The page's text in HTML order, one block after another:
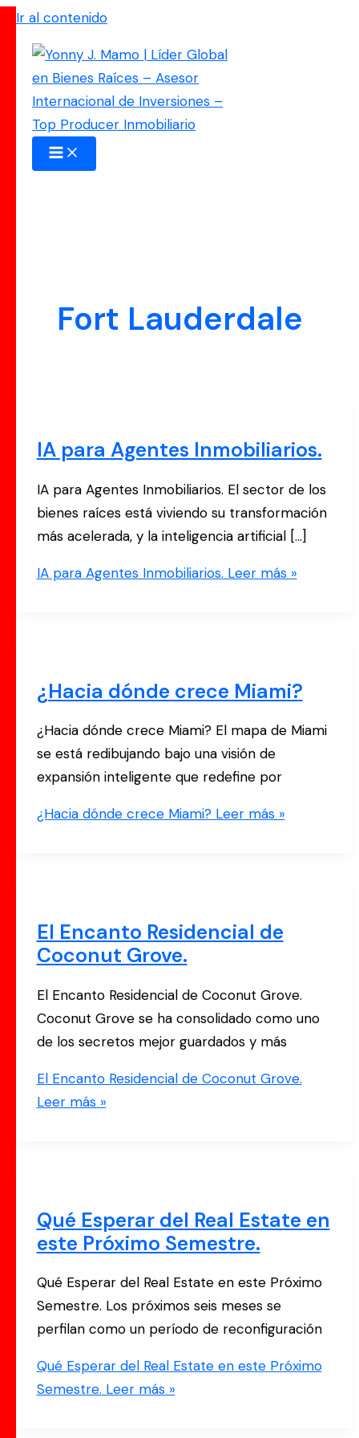
Ir al contenido
Fort Lauderdale
IA para Agentes Inmobiliarios.
IA para Agentes Inmobiliarios. El sector de los
bienes raíces está viviendo su transformación
más acelerada, y la inteligencia artificial […]
IA para Agentes Inmobiliarios. Leer más »
¿Hacia dónde crece Miami?
¿Hacia dónde crece Miami? El mapa de Miami
se está redibujando bajo una visión de
expansión inteligente que redefine por
¿Hacia dónde crece Miami?Leer más »
El Encanto Residencial de
Coconut Grove.
El Encanto Residencial de Coconut Grove.
Coconut Grove se ha consolidado como uno
de los secretos mejor guardados y más
El Encanto Residencial de Coconut Grove.
Leer más »
Qué Esperar del Real Estate en
este Próximo Semestre.
Qué Esperar del Real Estate en este Próximo
Semestre. Los próximos seis meses se
perfilan como un período de reconfiguración
Qué Esperar del Real Estate en este Próximo
Semestre. Leer más »